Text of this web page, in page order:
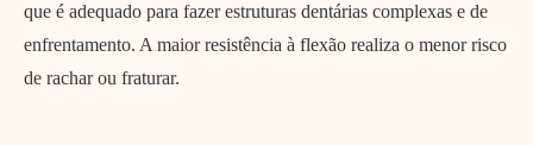
que é adequado para fazer estruturas dentárias complexas e de
enfrentamento. A maior resistência à flexão realiza o menor risco
de rachar ou fraturar.